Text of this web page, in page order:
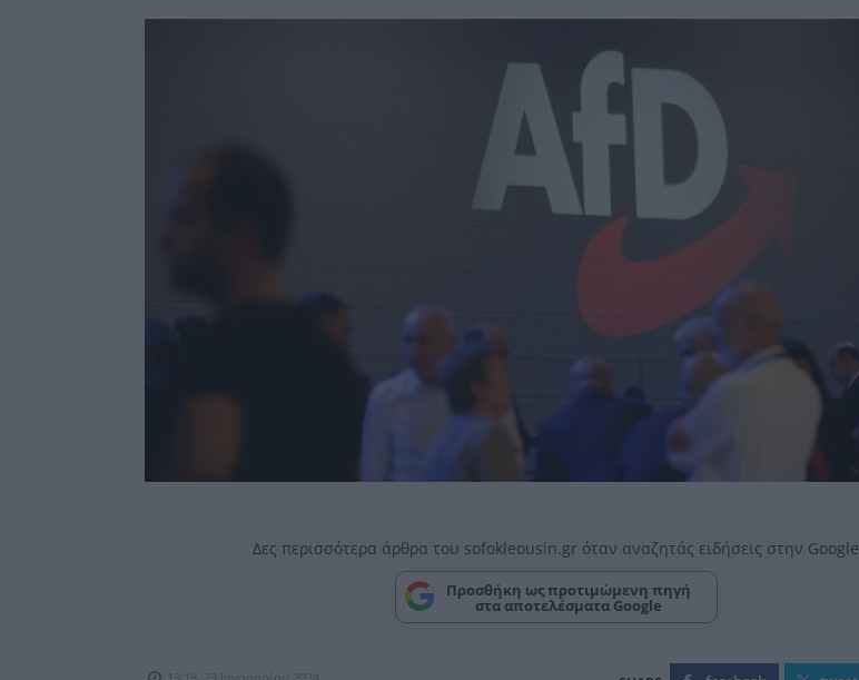
Δες περισσότερα άρθρα του sofokleousin.gr όταν αναζητάς ειδήσεις στην Google
Προσθήκη ως προτιμώμενη πηγή
στα αποτελέσματα Google